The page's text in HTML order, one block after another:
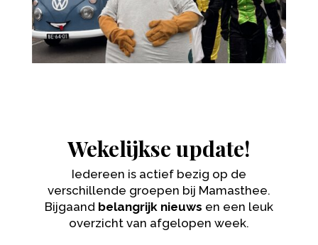
Wekelijkse update!
Iedereen is actief bezig op de
verschillende groepen bij Mamasthee.
Bijgaand belangrijk nieuws en een leuk
overzicht van afgelopen week.